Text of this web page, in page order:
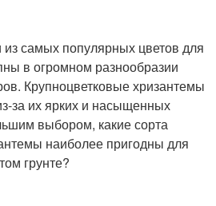
самых популярных цветов для
в огромном разнообразии
Крупноцветковые хризантемы
за их ярких и насыщенных
выбором, какие сорта
наиболее пригодны для
грунте?